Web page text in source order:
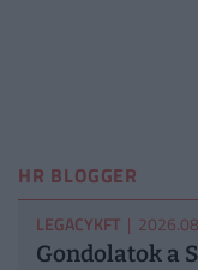
HR BLOGGER
LEGACYKFT |
Gondolatok a